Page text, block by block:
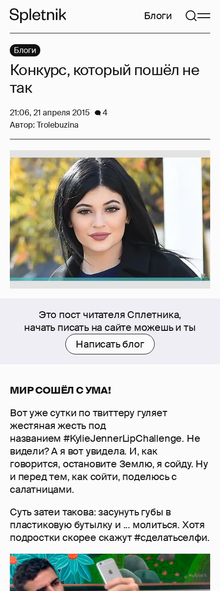
Блоги
Это пост читателя Сплетника,
начать писать на сайте можешь и ты
Написать блог
МИР СОШЁЛ С УМА!
Вот уже сутки по твиттеру гуляет
жестяная жесть под
названием #KylieJennerLipChallenge. Не
видели? А я вот увидела. И, как
говорится, остановите Землю, я сойду. Ну
и перед тем, как сойти, поделюсь с
салатницами.
Суть затеи такова: засунуть губы в
пластиковую бутылку и ... молиться. Хотя
подростки скорее скажут #сделатьселфи.
Блоги
Конкурс, который пошёл не
так
21:06, 21 апреля 2015
4
Автор: Trolebuzina